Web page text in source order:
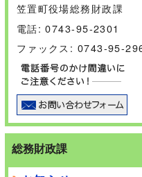
笠置町役場総務財政課
電話: 0743-95-2301
ファックス: 0743-95-
総務財政課